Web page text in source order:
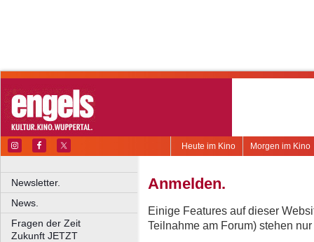
Morgen im Kino
Heute im Kino
Newsletter.
News.
Fragen der Zeit
Zukunft JETZT
Anmelden.
Einige Features auf dieser
Teilnahme am Forum) stehen